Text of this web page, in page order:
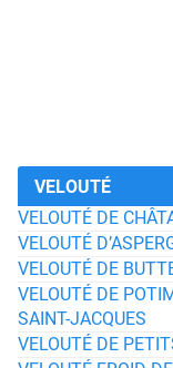
VELOUTÉ
VELOUTÉ DE
VELOUTÉ
VELOUTÉ DE
VELOUTÉ DE
SAINT-JACQUES
VELOUTÉ DE